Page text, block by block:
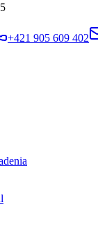
+421 905 609 402